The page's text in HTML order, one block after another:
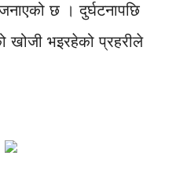
छ । दुर्घटनापछि
खोजी भइरहेको प्रहरीले